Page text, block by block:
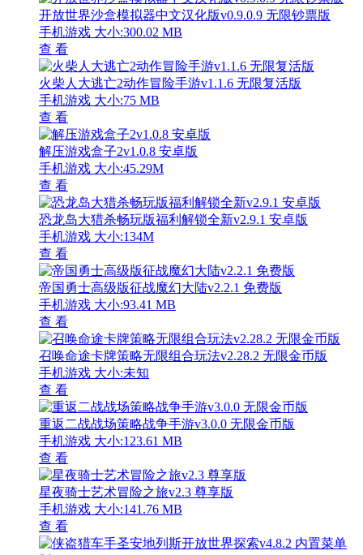
开放世界沙盒模拟器中文汉化版v0.9.0.9 无限钞票版
手机游戏 大小:300.02 MB
查 看
火柴人大逃亡2动作冒险手游v1.1.6 无限复活版
手机游戏 大小:75 MB
查 看
解压游戏盒子2v1.0.8 安卓版
手机游戏 大小:45.29M
查 看
恐龙岛大猎杀畅玩版福利解锁全新v2.9.1 安卓版
手机游戏 大小:134M
查 看
帝国勇士高级版征战魔幻大陆v2.2.1 免费版
手机游戏 大小:93.41 MB
查 看
召唤命途卡牌策略无限组合玩法v2.28.2 无限金币版
手机游戏 大小:未知
查 看
重返二战战场策略战争手游v3.0.0 无限金币版
手机游戏 大小:123.61 MB
查 看
星夜骑士艺术冒险之旅v2.3 尊享版
手机游戏 大小:141.76 MB
查 看